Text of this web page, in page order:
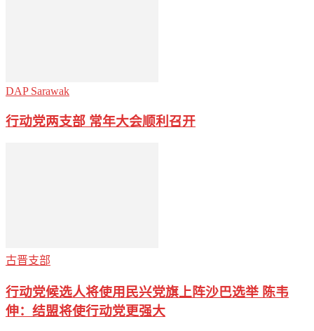
DAP Sarawak
行动党两支部 常年大会顺利召开
古晋支部
行动党候选人将使用民兴党旗上阵沙巴选举 陈韦
伸：结盟将使行动党更强大